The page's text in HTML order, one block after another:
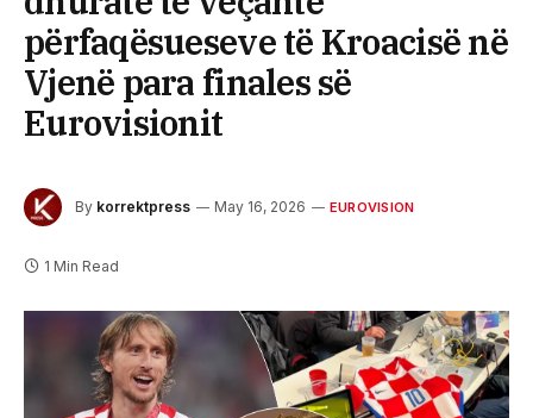
përfaqësueseve të Kroacisë në
Vjenë para finales së
Eurovisionit
By korrektpress May 16, 2026 EUROVISION
1 Min Read